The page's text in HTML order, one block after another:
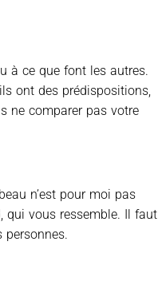
à ce que font les autres.
ont des prédispositions,
ne comparer pas votre
n’est pour moi pas
qui vous ressemble. Il faut